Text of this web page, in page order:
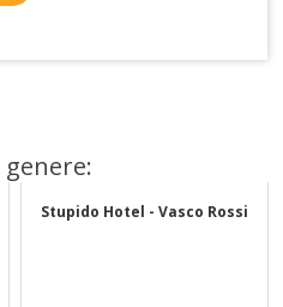
Stupido Hotel - Vasco Rossi